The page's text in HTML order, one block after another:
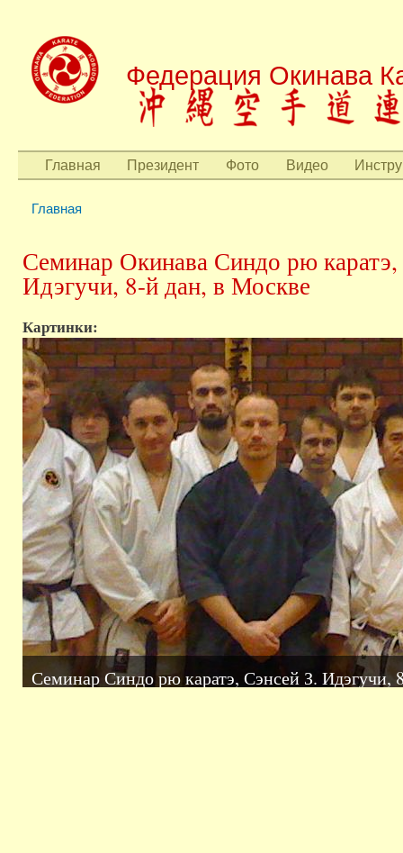
Федерация Окинава
Главное меню
Главная Президент Фото Видео
Главная
Семинар Окинава Синдо рю
Идэгучи, 8-й дан, в Москве
Картинки:
Семинар Синдо рю каратэ, Сэнсей З. Идэгучи,